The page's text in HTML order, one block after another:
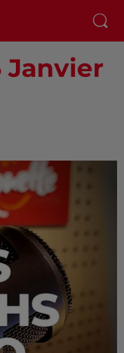
Janvier